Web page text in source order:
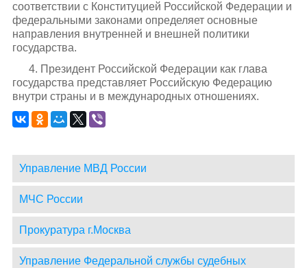
соответствии с Конституцией Российской Федерации и
федеральными законами определяет основные
направления внутренней и внешней политики
государства.
4. Президент Российской Федерации как глава
государства представляет Российскую Федерацию
внутри страны и в международных отношениях.
Управление МВД России
МЧС России
Прокуратура г.Москва
Управление Федеральной службы судебных